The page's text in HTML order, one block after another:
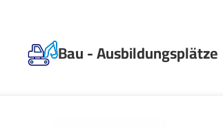
Bau - Ausbildungsplätze